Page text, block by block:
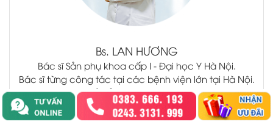
Bs. LAN HƯƠNG
Bác sĩ Sản phụ khoa cấp I - Đại học Y Hà Nội.
Bác sĩ từng công tác tại các bệnh viện lớn tại Hà Nội.
Top 5 bác sĩ xuất sắc trong áp dụng chữa viêm lộ
tuyến cổ tử cung bằng phương pháp RFA sóng cao
tần Không Đốt.